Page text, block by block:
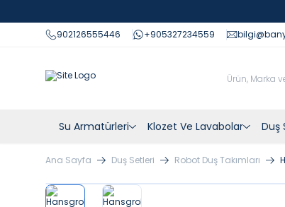
902126555446
+905327234559
Su Armatürleri Klozet Ve Lavabolar Duş
Ana Sayfa Duş Setleri Robot Duş Takımları